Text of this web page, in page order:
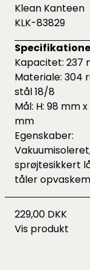
Klean Kanteen
KLK-83829
Kapacitet: 237
Materiale: 304
stål 18/8
Mål: H: 98 mm x
mm
Egenskaber:
sprøjtesikkert
tåler
229,00 DKK
Vis produkt